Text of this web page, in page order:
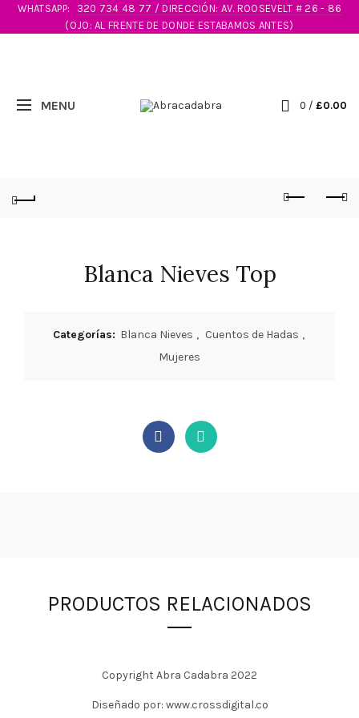
WHATSAPP:
320 734 48 77 / DIRECCIÓN: AV. ROOSEVELT # 26 - 86
(OJO: AL FRENTE DE DONDE ESTABAMOS ANTES)
0 / £0.00
Blanca Nieves Top
Categorías: Blanca Nieves , Cuentos de Hadas ,
Mujeres
PRODUCTOS RELACIONADOS
Copyright Abra Cadabra 2022
Diseñado por: www.crossdigital.co